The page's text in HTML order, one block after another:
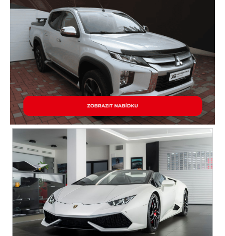
protiprokluzový systém kol (ASR)
ABS
dotykové ovládání palubního počítače
tempomat
venkovní teploměr
AUX
CD přehrávač
ostřikovače světlometů
parkovací senzory přední
plní 'EURO V'
satelitní navigace